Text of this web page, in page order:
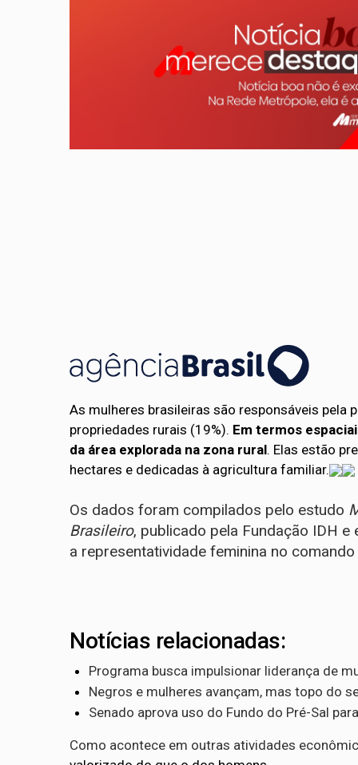
As mulheres brasileiras são responsáveis pela
propriedades rurais (19%). Em termos
da área explorada na zona rural. Elas estão
hectares e dedicadas à agricultura familiar.
Os dados foram compilados pelo estudo
Brasileiro, publicado pela Fundação IDH
a representatividade feminina no
Notícias relacionadas:
Programa busca impulsionar liderança de
Negros e mulheres avançam, mas topo do
Senado aprova uso do Fundo do Pré-Sal
Como acontece em outras atividades